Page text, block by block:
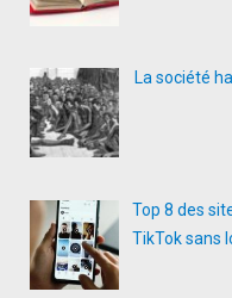
La société
Top 8 des
TikTok sans